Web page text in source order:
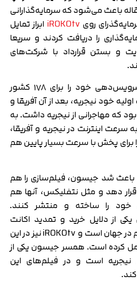
باعث می‌شود که سرمایه‌گذارانی
روی iROKOtv ابراز تمایل
را دریافت کردند و سریعا
و بستن قرارداد با شرکت‌های
آنها از همان ابتدا سرویس‌دهی خود را برای ۱۷۸ کشور
خود نیجریه، بعد از آن آفریقا و
که مهاجرانی از نیجریه داشت. به
اینترنت در نیجریه و آفریقا،
برای پخش با سرعت بسیار پایین هم
شد جیسون، فیلم‌سازی را هم
دهد و مثل نتفلیکس، آنها هم
خود را ساخته و منتشر کنند.
از دلایل خرید و تمدید اکانت
سایت‌های پخش فیلم در جهان است و iROKOtv نیز در این
کرده است. همسر جیسون یکی از
نیجریه است و در فیلم‌های این
تایید کد
دریافت مجدد کد: 00:59